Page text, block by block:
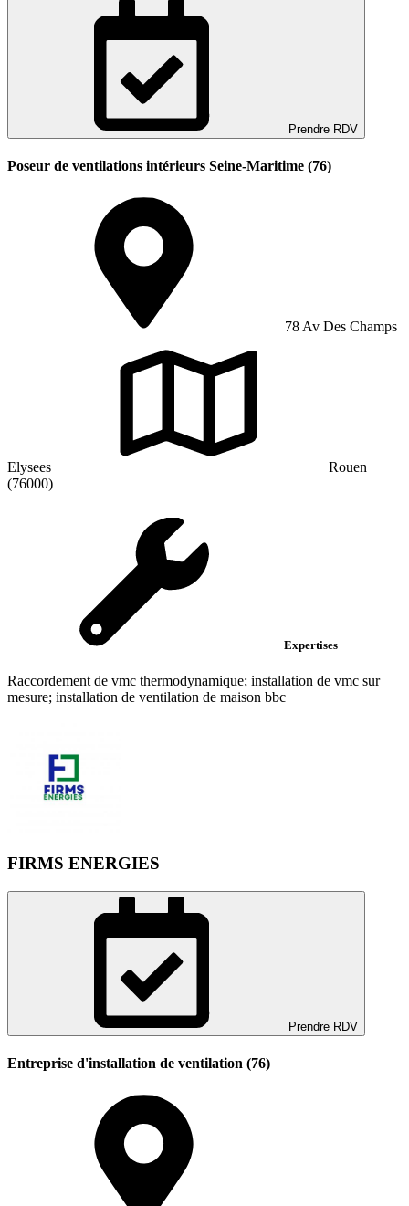
Prendre RDV
Poseur de ventilations intérieurs Seine-Maritime (76)
78 Av Des Champs
Elysees
Rouen
(76000)
Expertises
Raccordement de vmc thermodynamique; installation de vmc sur
mesure; installation de ventilation de maison bbc
FIRMS ENERGIES
Prendre RDV
Entreprise d'installation de ventilation (76)